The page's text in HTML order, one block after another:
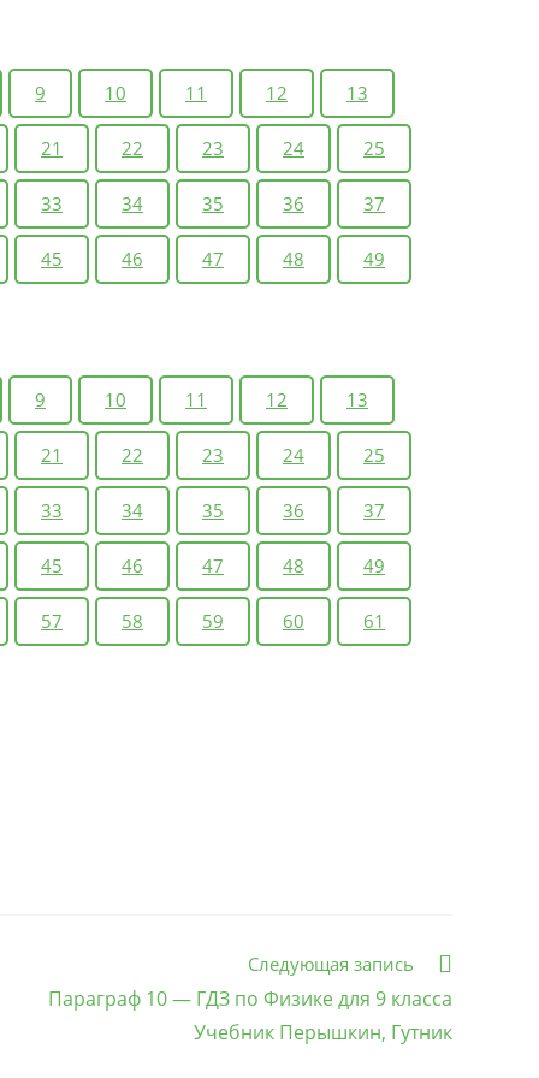
9 10 11 12 13
21 22 23 24 25
33 34 35 36 37
45 46 47 48 49
9 10 11 12 13
21 22 23 24 25
33 34 35 36 37
45 46 47 48 49
57 58 59 60 61
Следующая запись
Параграф 10 — ГДЗ по Физике для 9 класса
Учебник Перышкин, Гутник